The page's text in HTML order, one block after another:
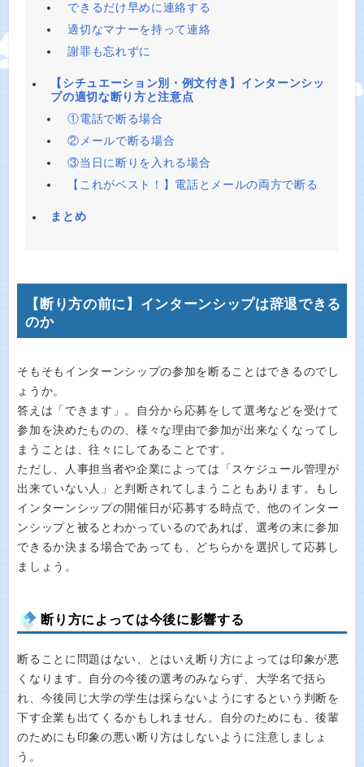
できるだけ早めに連絡する
適切なマナーを持って連絡
謝罪も忘れずに
【シチュエーション別・例文付き】インターンシッ
プの適切な断り方と注意点
①電話で断る場合
②メールで断る場合
③当日に断りを入れる場合
【これがベスト！】電話とメールの両方で断る
まとめ
【断り方の前に】インターンシップは辞退できる
のか
そもそもインターンシップの参加を断ることはできるのでし
ょうか。
答えは「できます」。自分から応募をして選考などを受けて
参加を決めたものの、様々な理由で参加が出来なくなってし
まうことは、往々にしてあることです。
ただし、人事担当者や企業によっては「スケジュール管理が
出来ていない人」と判断されてしまうこともあります。もし
インターンシップの開催日が応募する時点で、他のインター
ンシップと被るとわかっているのであれば、選考の末に参加
できるか決まる場合であっても、どちらかを選択して応募し
ましょう。
断り方によっては今後に影響する
断ることに問題はない、とはいえ断り方によっては印象が悪
くなります。自分の今後の選考のみならず、大学名で括ら
れ、今後同じ大学の学生は採らないようにするという判断を
下す企業も出てくるかもしれません。自分のためにも、後輩
のためにも印象の悪い断り方はしないように注意しましょ
う。